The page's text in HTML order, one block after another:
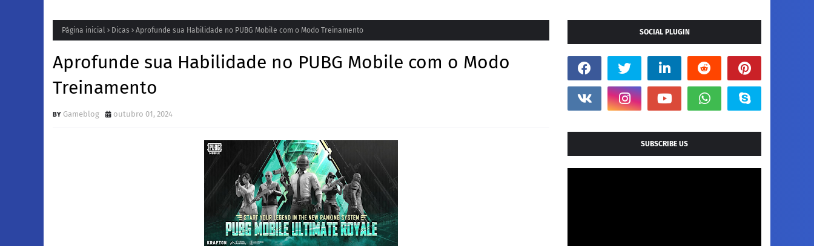
Página inicial Dicas Aprofunde sua Habilidade no PUBG Mobile com o Modo Treinamento
Aprofunde sua Habilidade no PUBG Mobile com o Modo
Treinamento
Gameblog outubro 01, 2024
SOCIAL PLUGIN
SUBSCRIBE US